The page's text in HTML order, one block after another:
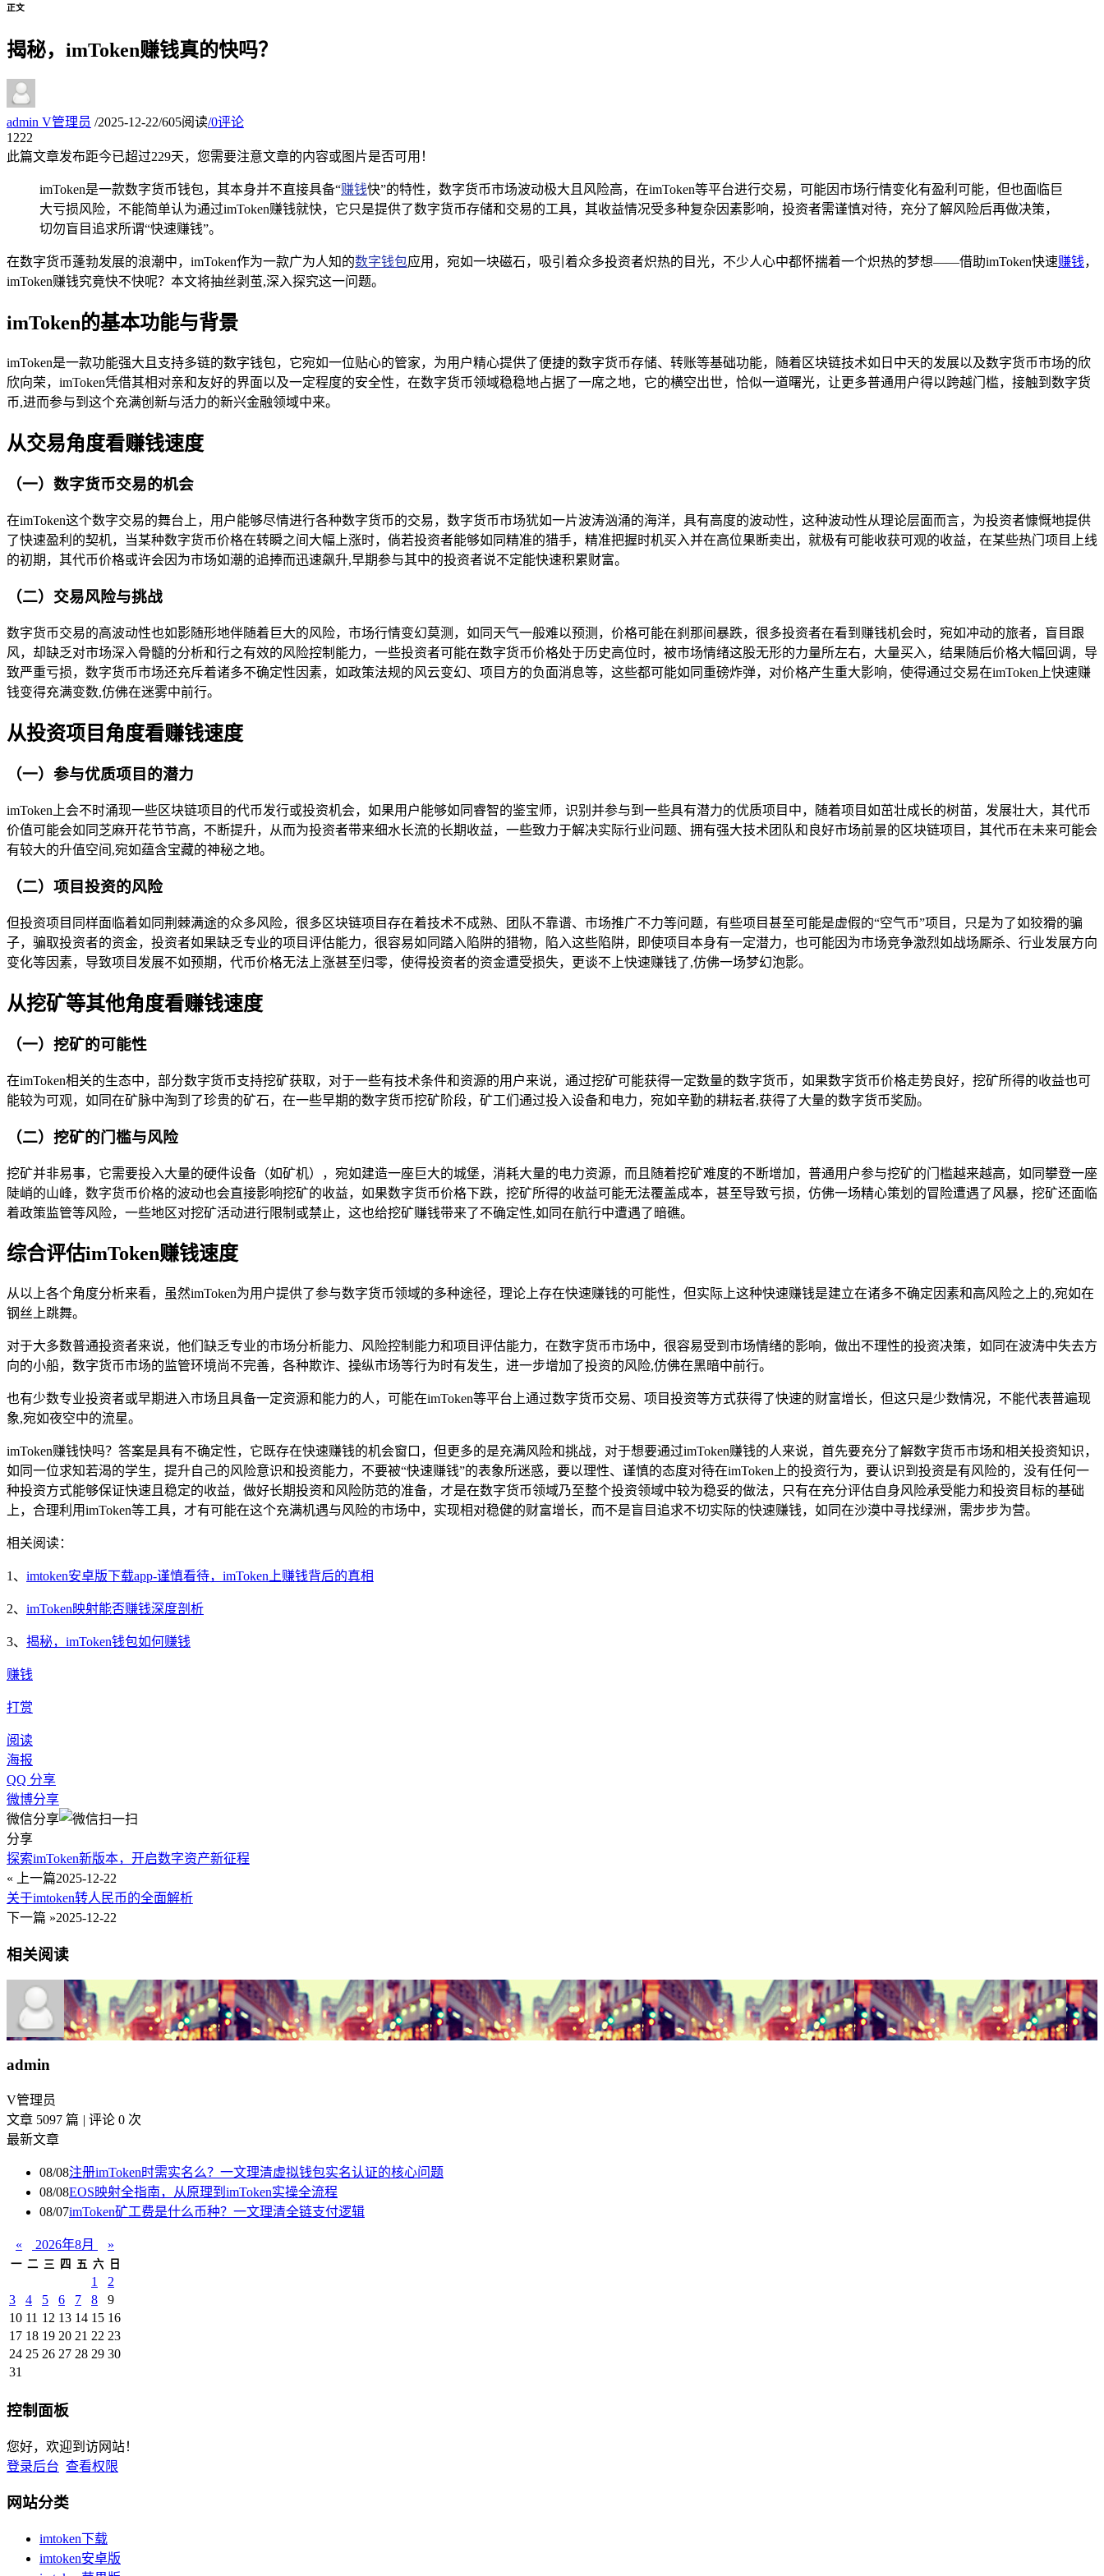
正文
揭秘，imToken赚钱真的快吗？
admin V管理员 /2025-12-22/605阅读/0评论
1222
此篇文章发布距今已超过229天，您需要注意文章的内容或图片是否可用！
imToken是一款数字货币钱包，其本身并不直接具备“赚钱快”的特性，数字货币市场波动极大且风险高，在imToken等平台进行交易，可能因市场行情变化有盈利可能，但也面临巨
大亏损风险，不能简单认为通过imToken赚钱就快，它只是提供了数字货币存储和交易的工具，其收益情况受多种复杂因素影响，投资者需谨慎对待，充分了解风险后再做决策，
切勿盲目追求所谓“快速赚钱”。
在数字货币蓬勃发展的浪潮中，imToken作为一款广为人知的数字钱包应用，宛如一块磁石，吸引着众多投资者炽热的目光，不少人心中都怀揣着一个炽热的梦想——借助imToken快速赚钱，
imToken赚钱究竟快不快呢？本文将抽丝剥茧,深入探究这一问题。
imToken的基本功能与背景
imToken是一款功能强大且支持多链的数字钱包，它宛如一位贴心的管家，为用户精心提供了便捷的数字货币存储、转账等基础功能，随着区块链技术如日中天的发展以及数字货币市场的欣
欣向荣，imToken凭借其相对亲和友好的界面以及一定程度的安全性，在数字货币领域稳稳地占据了一席之地，它的横空出世，恰似一道曙光，让更多普通用户得以跨越门槛，接触到数字货
币,进而参与到这个充满创新与活力的新兴金融领域中来。
从交易角度看赚钱速度
（一）数字货币交易的机会
在imToken这个数字交易的舞台上，用户能够尽情进行各种数字货币的交易，数字货币市场犹如一片波涛汹涌的海洋，具有高度的波动性，这种波动性从理论层面而言，为投资者慷慨地提供
了快速盈利的契机，当某种数字货币价格在转瞬之间大幅上涨时，倘若投资者能够如同精准的猎手，精准把握时机买入并在高位果断卖出，就极有可能收获可观的收益，在某些热门项目上线
的初期，其代币价格或许会因为市场如潮的追捧而迅速飙升,早期参与其中的投资者说不定能快速积累财富。
（二）交易风险与挑战
数字货币交易的高波动性也如影随形地伴随着巨大的风险，市场行情变幻莫测，如同天气一般难以预测，价格可能在刹那间暴跌，很多投资者在看到赚钱机会时，宛如冲动的旅者，盲目跟
风，却缺乏对市场深入骨髓的分析和行之有效的风险控制能力，一些投资者可能在数字货币价格处于历史高位时，被市场情绪这股无形的力量所左右，大量买入，结果随后价格大幅回调，导
致严重亏损，数字货币市场还充斥着诸多不确定性因素，如政策法规的风云变幻、项目方的负面消息等，这些都可能如同重磅炸弹，对价格产生重大影响，使得通过交易在imToken上快速赚
钱变得充满变数,仿佛在迷雾中前行。
从投资项目角度看赚钱速度
（一）参与优质项目的潜力
imToken上会不时涌现一些区块链项目的代币发行或投资机会，如果用户能够如同睿智的鉴宝师，识别并参与到一些具有潜力的优质项目中，随着项目如茁壮成长的树苗，发展壮大，其代币
价值可能会如同芝麻开花节节高，不断提升，从而为投资者带来细水长流的长期收益，一些致力于解决实际行业问题、拥有强大技术团队和良好市场前景的区块链项目，其代币在未来可能会
有较大的升值空间,宛如蕴含宝藏的神秘之地。
（二）项目投资的风险
但投资项目同样面临着如同荆棘满途的众多风险，很多区块链项目存在着技术不成熟、团队不靠谱、市场推广不力等问题，有些项目甚至可能是虚假的“空气币”项目，只是为了如狡猾的骗
子，骗取投资者的资金，投资者如果缺乏专业的项目评估能力，很容易如同踏入陷阱的猎物，陷入这些陷阱，即使项目本身有一定潜力，也可能因为市场竞争激烈如战场厮杀、行业发展方向
变化等因素，导致项目发展不如预期，代币价格无法上涨甚至归零，使得投资者的资金遭受损失，更谈不上快速赚钱了,仿佛一场梦幻泡影。
从挖矿等其他角度看赚钱速度
（一）挖矿的可能性
在imToken相关的生态中，部分数字货币支持挖矿获取，对于一些有技术条件和资源的用户来说，通过挖矿可能获得一定数量的数字货币，如果数字货币价格走势良好，挖矿所得的收益也可
能较为可观，如同在矿脉中淘到了珍贵的矿石，在一些早期的数字货币挖矿阶段，矿工们通过投入设备和电力，宛如辛勤的耕耘者,获得了大量的数字货币奖励。
（二）挖矿的门槛与风险
挖矿并非易事，它需要投入大量的硬件设备（如矿机），宛如建造一座巨大的城堡，消耗大量的电力资源，而且随着挖矿难度的不断增加，普通用户参与挖矿的门槛越来越高，如同攀登一座
陡峭的山峰，数字货币价格的波动也会直接影响挖矿的收益，如果数字货币价格下跌，挖矿所得的收益可能无法覆盖成本，甚至导致亏损，仿佛一场精心策划的冒险遭遇了风暴，挖矿还面临
着政策监管等风险，一些地区对挖矿活动进行限制或禁止，这也给挖矿赚钱带来了不确定性,如同在航行中遭遇了暗礁。
综合评估imToken赚钱速度
从以上各个角度分析来看，虽然imToken为用户提供了参与数字货币领域的多种途径，理论上存在快速赚钱的可能性，但实际上这种快速赚钱是建立在诸多不确定因素和高风险之上的,宛如在
钢丝上跳舞。
对于大多数普通投资者来说，他们缺乏专业的市场分析能力、风险控制能力和项目评估能力，在数字货币市场中，很容易受到市场情绪的影响，做出不理性的投资决策，如同在波涛中失去方
向的小船，数字货币市场的监管环境尚不完善，各种欺诈、操纵市场等行为时有发生，进一步增加了投资的风险,仿佛在黑暗中前行。
也有少数专业投资者或早期进入市场且具备一定资源和能力的人，可能在imToken等平台上通过数字货币交易、项目投资等方式获得了快速的财富增长，但这只是少数情况，不能代表普遍现
象,宛如夜空中的流星。
imToken赚钱快吗？答案是具有不确定性，它既存在快速赚钱的机会窗口，但更多的是充满风险和挑战，对于想要通过imToken赚钱的人来说，首先要充分了解数字货币市场和相关投资知识，
如同一位求知若渴的学生，提升自己的风险意识和投资能力，不要被“快速赚钱”的表象所迷惑，要以理性、谨慎的态度对待在imToken上的投资行为，要认识到投资是有风险的，没有任何一
种投资方式能够保证快速且稳定的收益，做好长期投资和风险防范的准备，才是在数字货币领域乃至整个投资领域中较为稳妥的做法，只有在充分评估自身风险承受能力和投资目标的基础
上，合理利用imToken等工具，才有可能在这个充满机遇与风险的市场中，实现相对稳健的财富增长，而不是盲目追求不切实际的快速赚钱，如同在沙漠中寻找绿洲，需步步为营。
相关阅读：
1、 imtoken安卓版下载app-谨慎看待，imToken上赚钱背后的真相
2、 imToken映射能否赚钱深度剖析
3、 揭秘，imToken钱包如何赚钱
赚钱
打赏
阅读
海报
QQ 分享
微博分享
微信分享
分享
探索imToken新版本，开启数字资产新征程
« 上一篇2025-12-22
关于imtoken转人民币的全面解析
下一篇 »2025-12-22
相关阅读
admin
V管理员
文章 5097 篇 | 评论 0 次
最新文章
08/08注册imToken时需实名么？一文理清虚拟钱包实名认证的核心问题
08/08EOS映射全指南，从原理到imToken实操全流程
08/07imToken矿工费是什么币种？一文理清全链支付逻辑
« 2026年8月 »
一 二 三 四 五 六 日
1
2
3
4 5 6 7 8
9
10 11 12 13 14 15 16
17 18 19 20 21 22 23
24 25 26 27 28 29 30
31
控制面板
您好，欢迎到访网站！
登录后台 查看权限
网站分类
imtoken下载
imtoken安卓版